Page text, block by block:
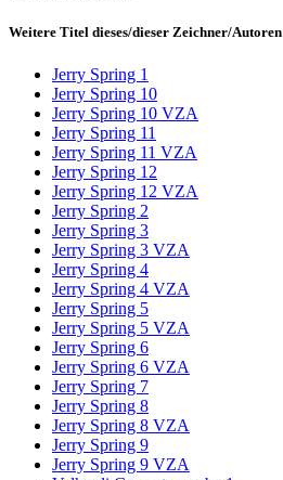
Weitere Titel dieses/dieser Zeichner/Autoren
Jerry Spring 1
Jerry Spring 10
Jerry Spring 10 VZA
Jerry Spring 11
Jerry Spring 11 VZA
Jerry Spring 12
Jerry Spring 12 VZA
Jerry Spring 2
Jerry Spring 3
Jerry Spring 3 VZA
Jerry Spring 4
Jerry Spring 4 VZA
Jerry Spring 5
Jerry Spring 5 VZA
Jerry Spring 6
Jerry Spring 6 VZA
Jerry Spring 7
Jerry Spring 8
Jerry Spring 8 VZA
Jerry Spring 9
Jerry Spring 9 VZA